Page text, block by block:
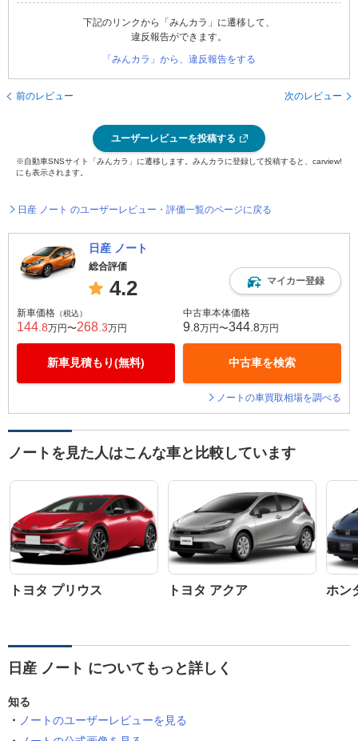
下記のリンクから「みんカラ」に遷移して、
違反報告ができます。
「みんカラ」から、違反報告をする
前のレビュー 次のレビュー
ユーザーレビューを投稿する
※自動車SNSサイト「みんカラ」に遷移します。みんカラに登録して投稿すると、carview!
にも表示されます。
日産 ノート のユーザーレビュー・評価一覧のページに戻る
日産 ノート
総合評価
4.2 マイカー登録
新車価格 （税込）
144 .8万円〜268 .3万円
新車見積もり(無料)
中古車本体価格
9 .8万円〜344 .8万円
中古車を検索
ノートの車買取相場を調べる
ノートを見た人はこんな車と比較しています
トヨタ プリウス トヨタ アクア ホン
日産 ノート についてもっと詳しく
知る
ノートのユーザーレビューを見る